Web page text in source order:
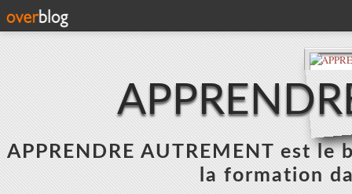
APPRENDRE AUTREMENT est
la formation